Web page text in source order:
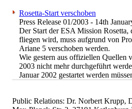
Rosetta-Start verschoben
Press Release 01/2003 - 14th
Der Start der ESA Mission
fliegen wird, muss aufgrund von
Ariane 5 verschoben werden.
Wie gestern aus offiziellen Quellen
2003 nicht mehr durchgeführt
Januar 2002 gestartet werden
Public Relations: Dr. Norbert Krupp,